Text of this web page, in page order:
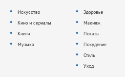
Искусство
Кино и сериалы
Книги
Музыка
Здоровье
Макияж
Показы
Похудение
Стиль
Уход